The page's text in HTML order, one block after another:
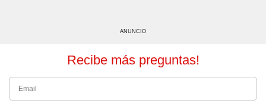
ANUNCIO
Recibe más preguntas!